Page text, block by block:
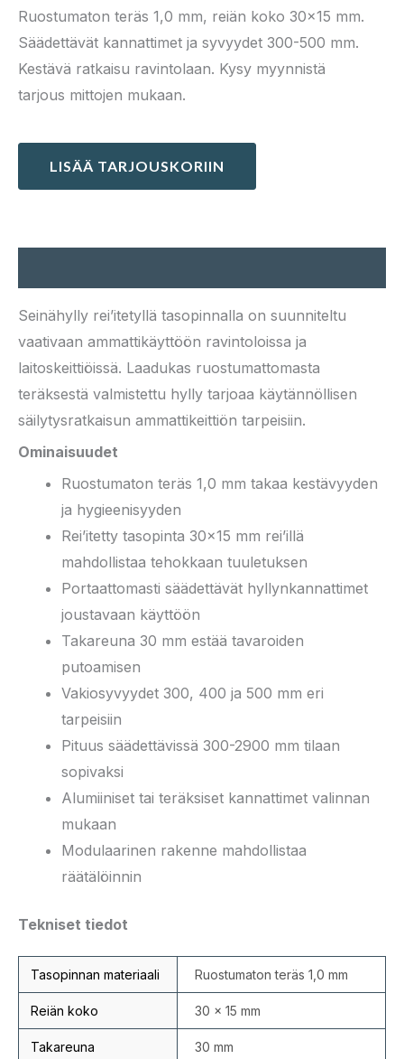
Ruostumaton teräs 1,0 mm, reiän koko 30×15 mm.
Säädettävät kannattimet ja syvyydet 300-500 mm.
Kestävä ratkaisu ravintolaan. Kysy myynnistä
tarjous mittojen mukaan.
LISÄÄ TARJOUSKORIIN
Seinähylly rei’itetyllä tasopinnalla on suunniteltu
vaativaan ammattikäyttöön ravintoloissa ja
laitoskeittiöissä. Laadukas ruostumattomasta
teräksestä valmistettu hylly tarjoaa käytännöllisen
säilytysratkaisun ammattikeittiön tarpeisiin.
Ominaisuudet
Ruostumaton teräs 1,0 mm takaa kestävyyden
ja hygieenisyyden
Rei’itetty tasopinta 30×15 mm rei’illä
mahdollistaa tehokkaan tuuletuksen
Portaattomasti säädettävät hyllynkannattimet
joustavaan käyttöön
Takareuna 30 mm estää tavaroiden
putoamisen
Vakiosyvyydet 300, 400 ja 500 mm eri
tarpeisiin
Pituus säädettävissä 300-2900 mm tilaan
sopivaksi
Alumiiniset tai teräksiset kannattimet valinnan
mukaan
Modulaarinen rakenne mahdollistaa
räätälöinnin
Tekniset tiedot
Tasopinnan materiaali Ruostumaton teräs 1,0 mm
Reiän koko 30 × 15 mm
Takareuna 30 mm